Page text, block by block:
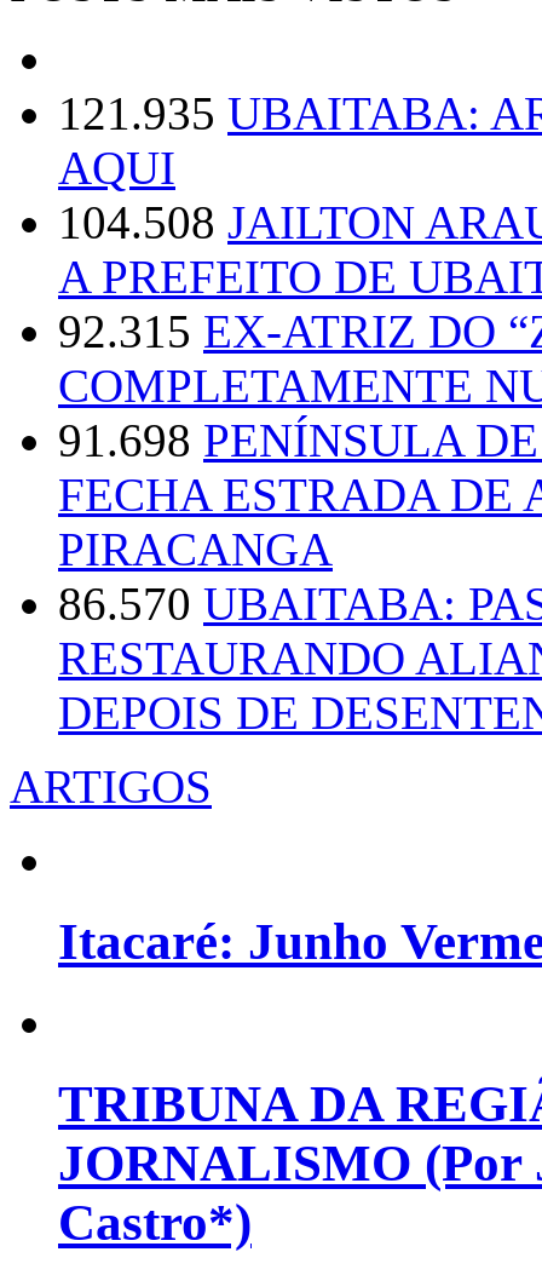
121.935 UBAITABA:
AQUI
104.508 JAILTON
A PREFEITO DE
92.315 EX-ATRIZ DO
COMPLETAMENTE
91.698 PENÍNSULA
FECHA ESTRADA DE
PIRACANGA
86.570 UBAITABA:
RESTAURANDO
DEPOIS DE
ARTIGOS
Itacaré: Junho
TRIBUNA DA
JORNALISMO (Por
Castro*)